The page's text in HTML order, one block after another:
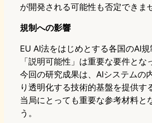
が開発される可能性も否定できま
規制への影響
EU AI法をはじめとする各国のAI規
「説明可能性」は重要な要件とな
今回の研究成果は、AIシステムの
り透明化する技術的基盤を提供す
当局にとっても重要な参考材料と
う。